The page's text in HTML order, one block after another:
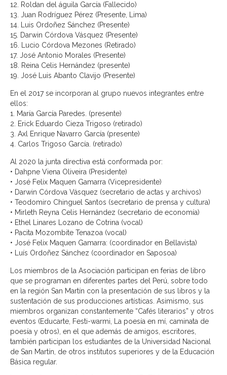
12. Roldan del águila García (Fallecido)
13. Juan Rodríguez Pérez (Presente, Lima)
14. Luis Ordoñez Sánchez (Presente)
15. Darwin Córdova Vásquez (Presente)
16. Lucio Córdova Mezones (Retirado)
17. José Antonio Morales (Presente)
18. Reina Celis Hernández (presente)
19. José Luis Abanto Clavijo (Presente)
En el 2017 se incorporan al grupo nuevos integrantes entre
ellos:
1. María García Paredes. (presente)
2. Erick Eduardo Cieza Trigoso (retirado)
3. Axl Enrique Navarro García (presente)
4. Carlos Trigoso García. (retirado)
Al 2020 la junta directiva está conformada por:
• Dahpne Viena Oliveira (Presidente)
• José Felix Maquen Gamarra (Vicepresidente)
• Darwin Córdova Vásquez (secretario de actas y archivos)
• Teodomiro Chinguel Santos (secretario de prensa y cultura)
• Mirleth Reyna Celis Hernández (secretario de economía)
• Ethel Linares Lozano de Cotrina (vocal)
• Pacita Mozombite Tenazoa (vocal)
• José Felix Maquen Gamarra: (coordinador en Bellavista)
• Luís Ordoñez Sánchez (coordinador en Saposoa)
Los miembros de la Asociación participan en ferias de libro
que se programan en diferentes partes del Perú, sobre todo
en la región San Martín con la presentación de sus libros y la
sustentación de sus producciones artísticas. Asimismo, sus
miembros organizan constantemente “Cafés literarios” y otros
eventos (Educarte, Festi-warmi, La poesía en mí, caminata de
poesía y otros), en el que además de amigos, escritores,
también participan los estudiantes de la Universidad Nacional
de San Martín, de otros institutos superiores y de la Educación
Básica regular.